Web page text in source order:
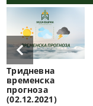
Тридневна
временска
прогноза
(02.12.2021)